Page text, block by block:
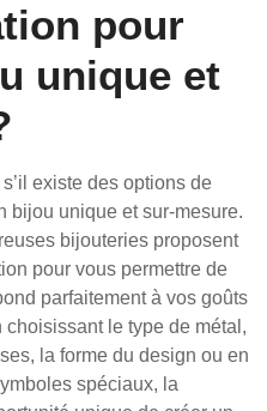
pour
unique et
existe des options de
bijou unique et sur-mesure.
bijouteries proposent
pour vous permettre de
parfaitement à vos goûts
le type de métal,
la forme du design ou en
spéciaux, la